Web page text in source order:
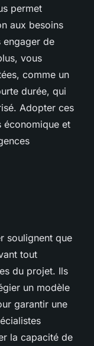
permet
aux besoins
engager de
vous
comme un
durée, qui
Adopter ces
économique et
soulignent que
tout
du projet. Ils
un modèle
garantir une
la capacité de